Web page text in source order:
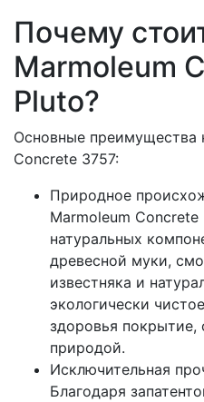
Почему
Marmoleum
Pluto?
Основные преимущества
Concrete 3757:
Природное
Marmoleum Concrete
натуральных
древесной муки,
известняка и
экологически
здоровья покрытие,
природой.
Исключительная
Благодаря